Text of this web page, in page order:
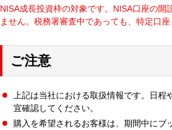
NISA成長投資枠の対象です。NISA口座の
ません。税務署審査中であっても、特定口
ご注意
上記は当社における取扱情報です。日
宜確認してください。
購入を希望されるお客様は、期間中にブ